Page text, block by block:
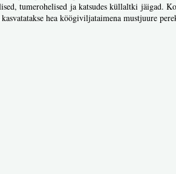
tumerohelised ja katsudes küllaltki jäigad.
hea köögiviljataimena mustjuure